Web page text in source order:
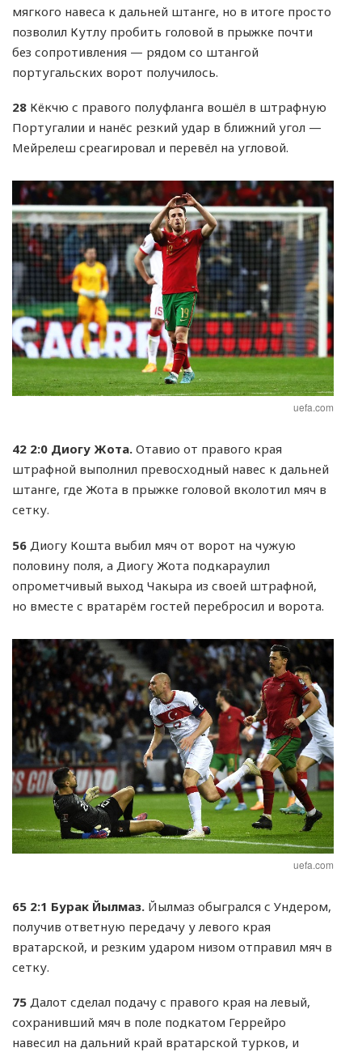
мягкого навеса к дальней штанге, но в итоге просто
позволил Кутлу пробить головой в прыжке почти
без сопротивления — рядом со штангой
португальских ворот получилось.
28 Кёкчю с правого полуфланга вошёл в штрафную
Португалии и нанёс резкий удар в ближний угол —
Мейрелеш среагировал и перевёл на угловой.
uefa.com
42 2:0 Диогу Жота. Отавио от правого края
штрафной выполнил превосходный навес к дальней
штанге, где Жота в прыжке головой вколотил мяч в
сетку.
56 Диогу Кошта выбил мяч от ворот на чужую
половину поля, а Диогу Жота подкараулил
опрометчивый выход Чакыра из своей штрафной,
но вместе с вратарём гостей перебросил и ворота.
uefa.com
65 2:1 Бурак Йылмаз. Йылмаз обыгрался с Ундером,
получив ответную передачу у левого края
вратарской, и резким ударом низом отправил мяч в
сетку.
75 Далот сделал подачу с правого края на левый,
сохранивший мяч в поле подкатом Геррейро
навесил на дальний край вратарской турков, и